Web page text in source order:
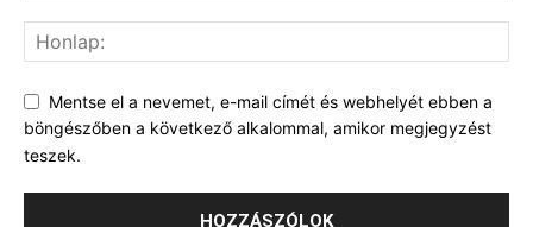
Mentse el a nevemet, e-mail címét és webhelyét ebben a
böngészőben a következő alkalommal, amikor megjegyzést
teszek.